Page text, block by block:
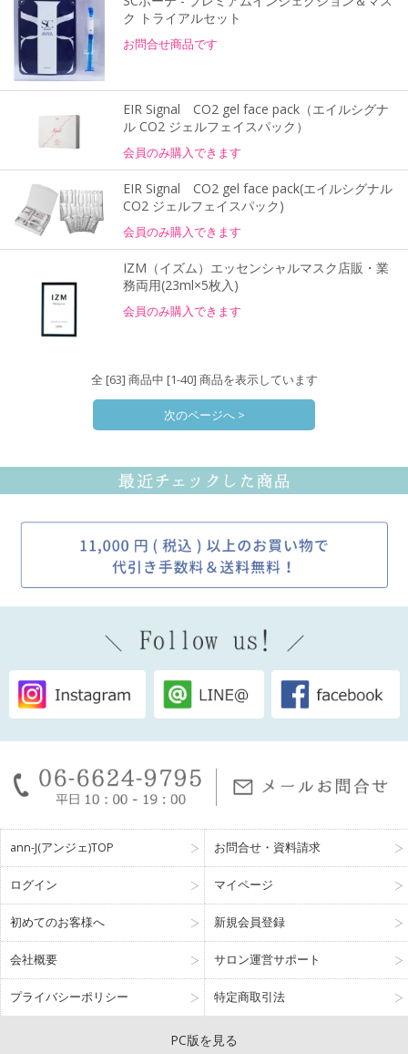
ク トライアルセット
お問合せ商品です
EIR Signal CO2 gel face pack（エイルシグナ
ル CO2 ジェルフェイスパック）
会員のみ購入できます
EIR Signal CO2 gel face pack(エイルシグナル
CO2 ジェルフェイスパック)
会員のみ購入できます
IZM（イズム）エッセンシャルマスク店販・業
務両用(23ml×5枚入)
会員のみ購入できます
全 [63] 商品中 [1-40] 商品を表示しています
次のページへ >
ann-J(アンジェ)TOP お問合せ・資料請求
ログイン マイページ
初めてのお客様へ 新規会員登録
会社概要 サロン運営サポート
プライバシーポリシー 特定商取引法
PC版を見る